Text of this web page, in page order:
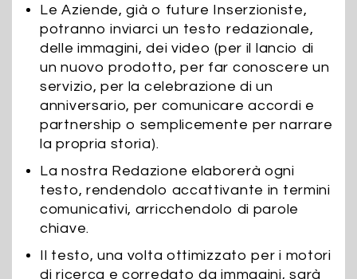
Le Aziende, già o future Inserzioniste,
potranno inviarci un testo redazionale,
delle immagini, dei video (per il lancio di
un nuovo prodotto, per far conoscere un
servizio, per la celebrazione di un
anniversario, per comunicare accordi e
partnership o semplicemente per narrare
la propria storia).
La nostra Redazione elaborerà ogni
testo, rendendolo accattivante in termini
comunicativi, arricchendolo di parole
chiave.
Il testo, una volta ottimizzato per i motori
di ricerca e corredato da immagini, sarà